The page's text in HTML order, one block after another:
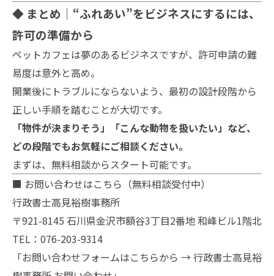
◆ まとめ｜“ふれあい”をビジネスにするには、
許可の準備から
ペットカフェは夢のあるビジネスですが、許可申請の難
易度は意外と高め。
開業後にトラブルにならないよう、最初の設計段階から
正しい手順を踏むことが大切です。
「物件が決まりそう」「こんな動物を扱いたい」など、
どの段階でもお気軽にご相談ください。
まずは、無料相談からスタート可能です。
■ お問い合わせはこちら（無料相談受付中）
行政書士高見裕樹事務所
〒921-8145 石川県金沢市額谷3丁目2番地 和峰ビル1階北
TEL：076-203-9314
「お問い合わせフォームはこちらから → 行政書士高見裕